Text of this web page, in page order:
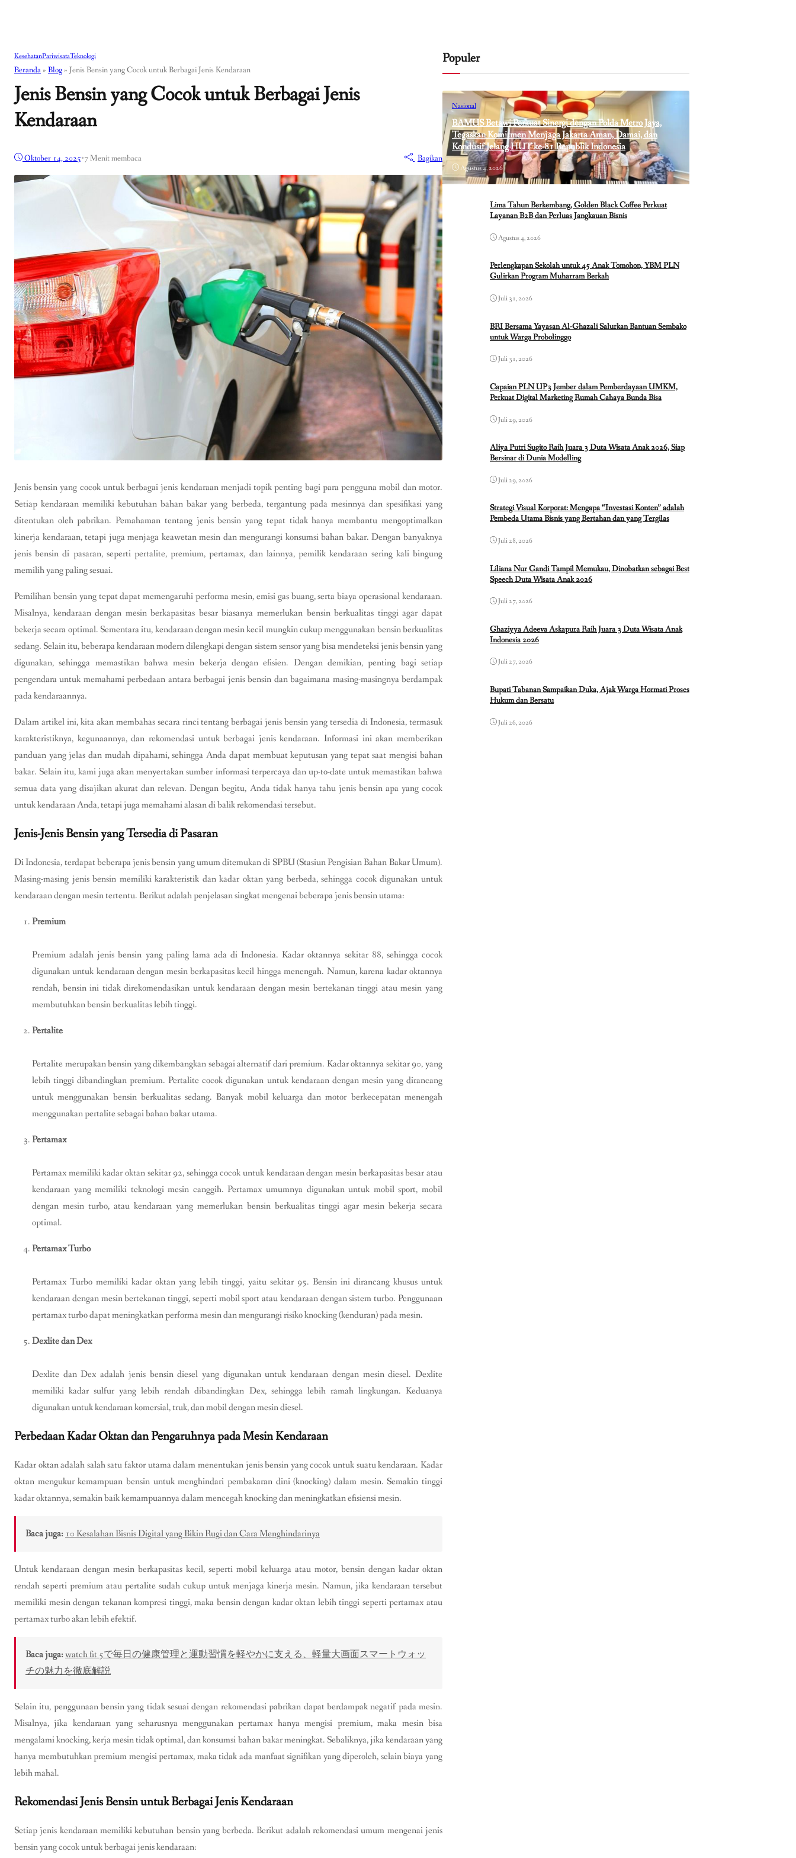
KesehatanPariwisataTeknologi
Beranda » Blog » Jenis Bensin yang Cocok untuk Berbagai Jenis Kendaraan
Jenis Bensin yang Cocok untuk Berbagai Jenis
Kendaraan
Oktober 14, 2025•7 Menit membaca Bagikan
Jenis bensin yang cocok untuk berbagai jenis kendaraan menjadi topik penting bagi para pengguna mobil dan motor.
Setiap kendaraan memiliki kebutuhan bahan bakar yang berbeda, tergantung pada mesinnya dan spesifikasi yang
ditentukan oleh pabrikan. Pemahaman tentang jenis bensin yang tepat tidak hanya membantu mengoptimalkan
kinerja kendaraan, tetapi juga menjaga keawetan mesin dan mengurangi konsumsi bahan bakar. Dengan banyaknya
jenis bensin di pasaran, seperti pertalite, premium, pertamax, dan lainnya, pemilik kendaraan sering kali bingung
memilih yang paling sesuai.
Pemilihan bensin yang tepat dapat memengaruhi performa mesin, emisi gas buang, serta biaya operasional kendaraan.
Misalnya, kendaraan dengan mesin berkapasitas besar biasanya memerlukan bensin berkualitas tinggi agar dapat
bekerja secara optimal. Sementara itu, kendaraan dengan mesin kecil mungkin cukup menggunakan bensin berkualitas
sedang. Selain itu, beberapa kendaraan modern dilengkapi dengan sistem sensor yang bisa mendeteksi jenis bensin yang
digunakan, sehingga memastikan bahwa mesin bekerja dengan efisien. Dengan demikian, penting bagi setiap
pengendara untuk memahami perbedaan antara berbagai jenis bensin dan bagaimana masing-masingnya berdampak
pada kendaraannya.
Dalam artikel ini, kita akan membahas secara rinci tentang berbagai jenis bensin yang tersedia di Indonesia, termasuk
karakteristiknya, kegunaannya, dan rekomendasi untuk berbagai jenis kendaraan. Informasi ini akan memberikan
panduan yang jelas dan mudah dipahami, sehingga Anda dapat membuat keputusan yang tepat saat mengisi bahan
bakar. Selain itu, kami juga akan menyertakan sumber informasi terpercaya dan up-to-date untuk memastikan bahwa
semua data yang disajikan akurat dan relevan. Dengan begitu, Anda tidak hanya tahu jenis bensin apa yang cocok
untuk kendaraan Anda, tetapi juga memahami alasan di balik rekomendasi tersebut.
Jenis-Jenis Bensin yang Tersedia di Pasaran
Di Indonesia, terdapat beberapa jenis bensin yang umum ditemukan di SPBU (Stasiun Pengisian Bahan Bakar Umum).
Masing-masing jenis bensin memiliki karakteristik dan kadar oktan yang berbeda, sehingga cocok digunakan untuk
kendaraan dengan mesin tertentu. Berikut adalah penjelasan singkat mengenai beberapa jenis bensin utama:
Premium
Premium adalah jenis bensin yang paling lama ada di Indonesia. Kadar oktannya sekitar 88, sehingga cocok
digunakan untuk kendaraan dengan mesin berkapasitas kecil hingga menengah. Namun, karena kadar oktannya
rendah, bensin ini tidak direkomendasikan untuk kendaraan dengan mesin bertekanan tinggi atau mesin yang
membutuhkan bensin berkualitas lebih tinggi.
Pertalite
Pertalite merupakan bensin yang dikembangkan sebagai alternatif dari premium. Kadar oktannya sekitar 90, yang
lebih tinggi dibandingkan premium. Pertalite cocok digunakan untuk kendaraan dengan mesin yang dirancang
untuk menggunakan bensin berkualitas sedang. Banyak mobil keluarga dan motor berkecepatan menengah
menggunakan pertalite sebagai bahan bakar utama.
Pertamax
Pertamax memiliki kadar oktan sekitar 92, sehingga cocok untuk kendaraan dengan mesin berkapasitas besar atau
kendaraan yang memiliki teknologi mesin canggih. Pertamax umumnya digunakan untuk mobil sport, mobil
dengan mesin turbo, atau kendaraan yang memerlukan bensin berkualitas tinggi agar mesin bekerja secara
optimal.
Pertamax Turbo
Pertamax Turbo memiliki kadar oktan yang lebih tinggi, yaitu sekitar 95. Bensin ini dirancang khusus untuk
kendaraan dengan mesin bertekanan tinggi, seperti mobil sport atau kendaraan dengan sistem turbo. Penggunaan
pertamax turbo dapat meningkatkan performa mesin dan mengurangi risiko knocking (kenduran) pada mesin.
Dexlite dan Dex
Dexlite dan Dex adalah jenis bensin diesel yang digunakan untuk kendaraan dengan mesin diesel. Dexlite
memiliki kadar sulfur yang lebih rendah dibandingkan Dex, sehingga lebih ramah lingkungan. Keduanya
digunakan untuk kendaraan komersial, truk, dan mobil dengan mesin diesel.
Perbedaan Kadar Oktan dan Pengaruhnya pada Mesin Kendaraan
Kadar oktan adalah salah satu faktor utama dalam menentukan jenis bensin yang cocok untuk suatu kendaraan. Kadar
oktan mengukur kemampuan bensin untuk menghindari pembakaran dini (knocking) dalam mesin. Semakin tinggi
kadar oktannya, semakin baik kemampuannya dalam mencegah knocking dan meningkatkan efisiensi mesin.
Baca juga: 10 Kesalahan Bisnis Digital yang Bikin Rugi dan Cara Menghindarinya
Untuk kendaraan dengan mesin berkapasitas kecil, seperti mobil keluarga atau motor, bensin dengan kadar oktan
rendah seperti premium atau pertalite sudah cukup untuk menjaga kinerja mesin. Namun, jika kendaraan tersebut
memiliki mesin dengan tekanan kompresi tinggi, maka bensin dengan kadar oktan lebih tinggi seperti pertamax atau
pertamax turbo akan lebih efektif.
Baca juga:watch fit 5で毎日の健康管理と運動習慣を軽やかに支える、軽量大画面スマートウォッ
チの魅力を徹底解説
Selain itu, penggunaan bensin yang tidak sesuai dengan rekomendasi pabrikan dapat berdampak negatif pada mesin.
Misalnya, jika kendaraan yang seharusnya menggunakan pertamax hanya mengisi premium, maka mesin bisa
mengalami knocking, kerja mesin tidak optimal, dan konsumsi bahan bakar meningkat. Sebaliknya, jika kendaraan yang
hanya membutuhkan premium mengisi pertamax, maka tidak ada manfaat signifikan yang diperoleh, selain biaya yang
lebih mahal.
Rekomendasi Jenis Bensin untuk Berbagai Jenis Kendaraan
Setiap jenis kendaraan memiliki kebutuhan bensin yang berbeda. Berikut adalah rekomendasi umum mengenai jenis
bensin yang cocok untuk berbagai jenis kendaraan:
Populer
Nasional
BAMUS Betawi Perkuat Sinergi dengan Polda Metro Jaya,
Tegaskan Komitmen Menjaga Jakarta Aman, Damai, dan
Kondusif Jelang HUT ke-81 Republik Indonesia
Agustus 4, 2026
Lima Tahun Berkembang, Golden Black Coffee Perkuat
Layanan B2B dan Perluas Jangkauan Bisnis
Agustus 4, 2026
Perlengkapan Sekolah untuk 45 Anak Tomohon, YBM PLN
Gulirkan Program Muharram Berkah
Juli 31, 2026
BRI Bersama Yayasan Al-Ghazali Salurkan Bantuan Sembako
untuk Warga Probolinggo
Juli 31, 2026
Capaian PLN UP3 Jember dalam Pemberdayaan UMKM,
Perkuat Digital Marketing Rumah Cahaya Bunda Bisa
Juli 29, 2026
Aliya Putri Sugito Raih Juara 3 Duta Wisata Anak 2026, Siap
Bersinar di Dunia Modelling
Juli 29, 2026
Strategi Visual Korporat: Mengapa “Investasi Konten” adalah
Pembeda Utama Bisnis yang Bertahan dan yang Tergilas
Juli 28, 2026
Liliana Nur Gandi Tampil Memukau, Dinobatkan sebagai Best
Speech Duta Wisata Anak 2026
Juli 27, 2026
Ghaziyya Adeeva Askapura Raih Juara 3 Duta Wisata Anak
Indonesia 2026
Juli 27, 2026
Bupati Tabanan Sampaikan Duka, Ajak Warga Hormati Proses
Hukum dan Bersatu
Juli 26, 2026